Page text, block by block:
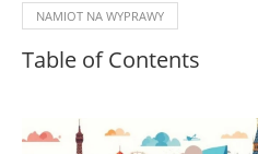
NAMIOT NA WYPRAWY
Table of Contents